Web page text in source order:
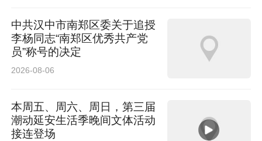
中共汉中市南郑区委关于追授
李杨同志“南郑区优秀共产党
员”称号的决定
2026-08-06
本周五、周六、周日，第三届
潮动延安生活季晚间文体活动
接连登场